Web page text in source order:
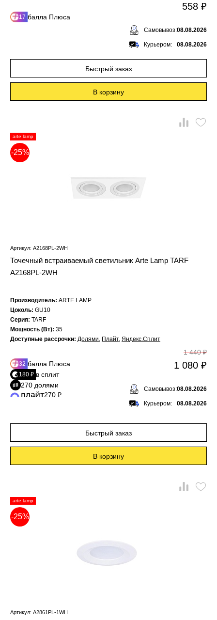
17 балла Плюса
558 ₽
Самовывоз:08.08.2026
Курьером: 08.08.2026
Быстрый заказ
В корзину
arte lamp
-25%
Артикул: A2168PL-2WH
Точечный встраиваемый светильник Arte Lamp TARF
A2168PL-2WH
Производитель: ARTE LAMP
Цоколь: GU10
Серия: TARF
Мощность (Вт): 35
Доступные рассрочки: Долями, Плайт, Яндекс.Сплит
32 балла Плюса
180 ₽ в сплит
270 долями
270 ₽
1 440 ₽
1 080 ₽
Самовывоз:08.08.2026
Курьером: 08.08.2026
Быстрый заказ
В корзину
arte lamp
-25%
Артикул: A2861PL-1WH